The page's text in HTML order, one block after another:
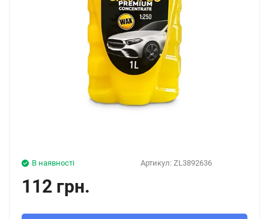
Артикул: ZL3892636
В наявності
112 грн.